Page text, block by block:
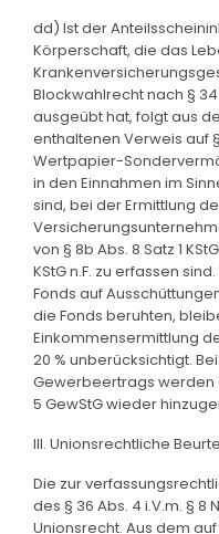
dd) Ist der
Körperschaft, die das
Blockwahlrecht nach § 34
ausgeübt hat, folgt aus
enthaltenen Verweis auf
Wertpapier-
in den Einnahmen im
sind, bei der Ermittlung
von § 8b Abs. 8 Satz 1
KStG n.F. zu erfassen
Fonds auf
die Fonds beruhten,
Einkommensermittlung
20 % unberücksichtigt.
Gewerbeertrags werden
5 GewStG wieder
III. Unionsrechtliche
Die zur
des § 36 Abs. 4 i.V.m. § 8
Unionsrecht. Aus dem